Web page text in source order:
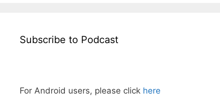
Subscribe to Podcast
For Android users, please click here